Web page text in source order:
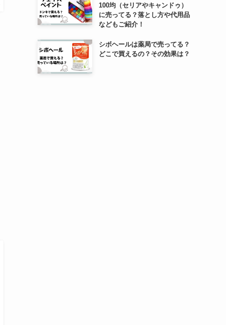
100均（セリアやキャンドゥ）
に売ってる？落とし方や代用品
などもご紹介！
シボヘールは薬局で売ってる？
どこで買えるの？その効果は？